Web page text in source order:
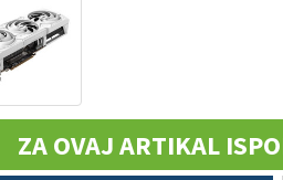
ZA OVAJ ARTIKAL